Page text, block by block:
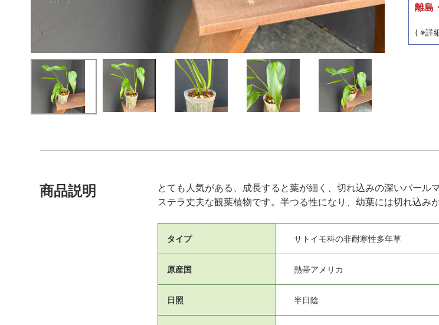
離島
( ※詳
商品説明
とても人気がある、成長すると葉が細く、切れ込みの深いバー
ステラ丈夫な観葉植物です。半つる性になり、幼葉には切れ込み
タイプ サトイモ科の非耐寒性多年草
原産国 熱帯アメリカ
日照 半日陰